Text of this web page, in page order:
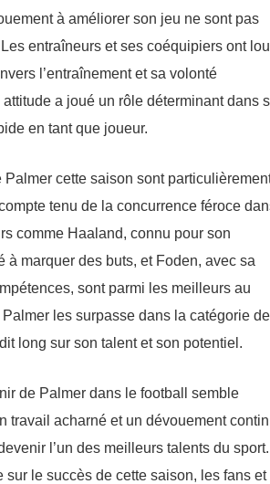
à améliorer son jeu ne sont pas
entraîneurs et ses coéquipiers ont
l’entraînement et sa volonté
attitude a joué un rôle déterminant dans
en tant que joueur.
Palmer cette saison sont
tenu de la concurrence féroce
comme Haaland, connu pour son
à marquer des buts, et Foden, avec sa
sont parmi les meilleurs au
les surpasse dans la catégorie
long sur son talent et son potentiel.
de Palmer dans le football semble
travail acharné et un dévouement
l’un des meilleurs talents du sport.
sur le succès de cette saison, les fans et